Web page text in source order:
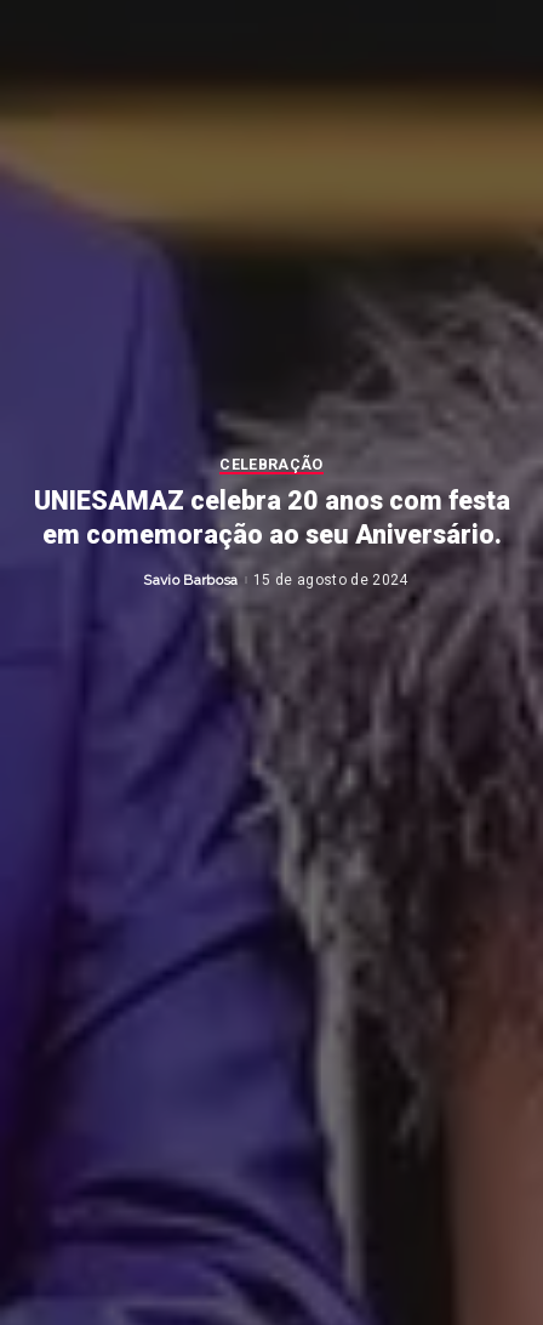
CELEBRAÇÃO
UNIESAMAZ celebra 20 anos com festa
em comemoração ao seu Aniversário.
Posted
Savio Barbosa 15 de agosto de 2024